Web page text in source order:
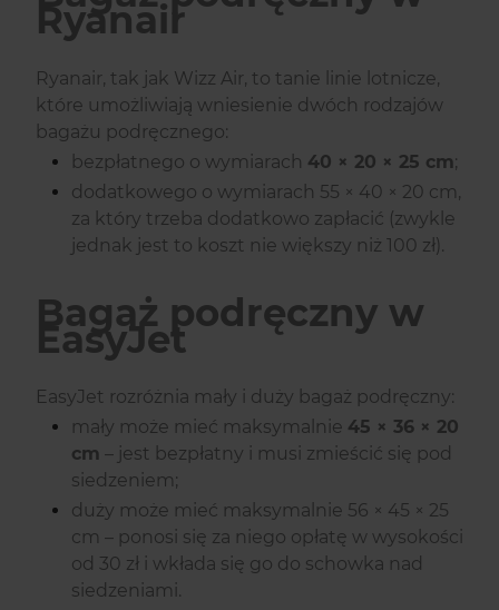
Ryanair
Ryanair, tak jak Wizz Air, to tanie linie lotnicze,
które umożliwiają wniesienie dwóch rodzajów
bagażu podręcznego:
bezpłatnego o wymiarach 40 × 20 × 25 cm;
dodatkowego o wymiarach 55 × 40 × 20 cm,
za który trzeba dodatkowo zapłacić (zwykle
jednak jest to koszt nie większy niż 100 zł).
Bagaż podręczny w
EasyJet
EasyJet rozróżnia mały i duży bagaż podręczny:
mały może mieć maksymalnie 45 × 36 × 20
cm – jest bezpłatny i musi zmieścić się pod
siedzeniem;
duży może mieć maksymalnie 56 × 45 × 25
cm – ponosi się za niego opłatę w wysokości
od 30 zł i wkłada się go do schowka nad
siedzeniami.